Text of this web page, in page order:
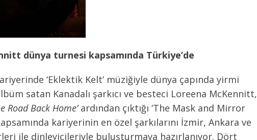
dünya turnesi kapsamında Türkiye’de
‘Eklektik Kelt’ müziğiyle dünya çapında yirmi
satan Kanadalı şarkıcı ve besteci Loreena McKennitt,
Road Back Home’ardından çıktığı ‘The Mask and Mirror
kariyerinin en özel şarkılarını İzmir, Ankara ve
ile dinleyicileriyle buluşturmaya hazırlanıyor. Dört